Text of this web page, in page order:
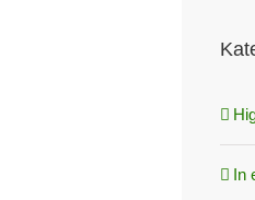
In